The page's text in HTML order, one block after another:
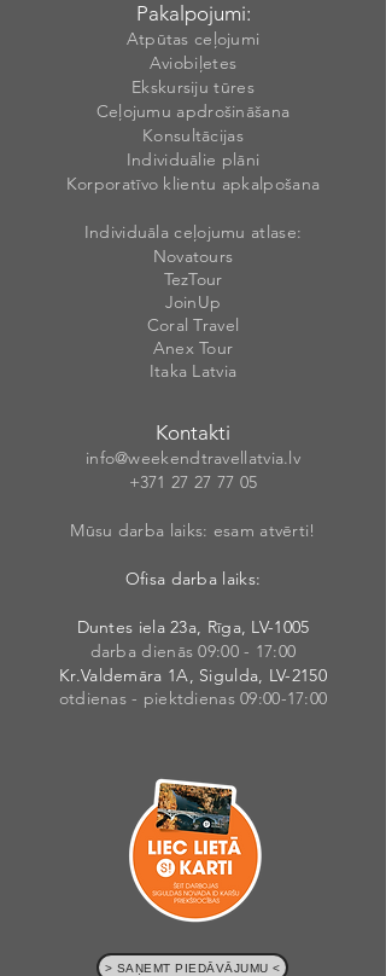
Pakalpojumi:
Atpūtas ceļojumi
Aviobiļetes
Ekskursiju tūres
Ceļojumu apdrošināšana
Konsultācijas
Individuālie plāni
Korporatīvo klientu apkalpošana
Individuāla ceļojumu atlase:
Novatours
TezTour
JoinUp
Coral Travel
Anex Tour
Itaka Latvia
Kontakti
info@weekendtravellatvia.lv
+371 27 27 77 05
Mūsu darba laiks: esam atvērti!
Ofisa darba laiks:
Duntes iela 23a, Rīga, LV-1005
darba dienās 09:00 - 17:00
Kr.Valdemāra 1A, Sigulda, LV-2150
otdienas - piektdienas 09:00-17:00
> SAŅEMT PIEDĀVĀJUMU <